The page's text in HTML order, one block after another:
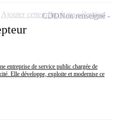
entreprise de service public chargée de
Elle développe, exploite et modernise ce
CDDNon renseigné
Ajouter cette offre à ma sélection